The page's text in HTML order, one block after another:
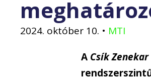
2024. október 10. • MTI
A Csík Zenekar